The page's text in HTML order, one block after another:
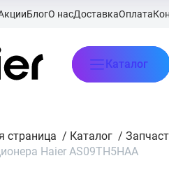
БлогО насДоставкаОплата
Каталог
страница / Каталог /
Haier AS09TH5HAA